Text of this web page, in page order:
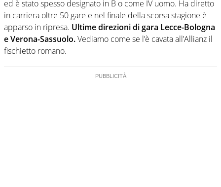
ed è stato spesso designato in B o come IV uomo. Ha diretto
in carriera oltre 50 gare e nel finale della scorsa stagione è
apparso in ripresa. Ultime direzioni di gara Lecce-Bologna
e Verona-Sassuolo.Vediamo come se l’è cavata all’Allianz il
fischietto romano.